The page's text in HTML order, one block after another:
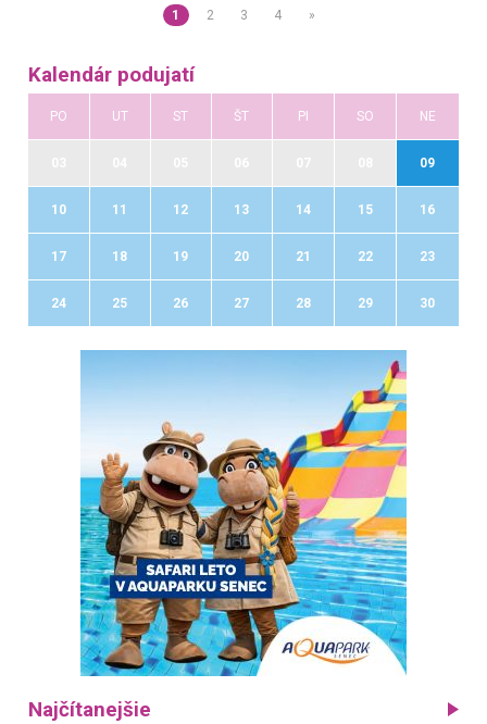
1 2 3 4 »
Kalendár podujatí
PO UT ST ŠT PI SO NE
09
10 11 12 13 14 15 16
17 18 19 20 21 22 23
24 25 26 27 28 29 30
Najčítanejšie